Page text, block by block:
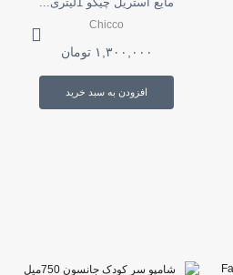
Chicco
۱,۳۰۰,۰۰۰ تومان
افزودن به سبد خرید